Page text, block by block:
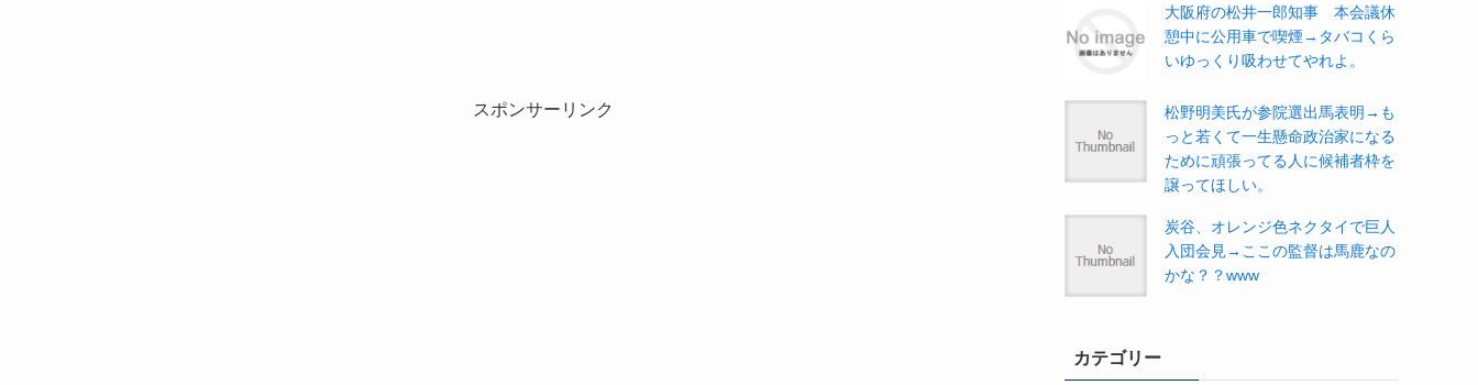
スポンサーリンク
大阪府の松井一郎知事 本会議休
憩中に公用車で喫煙→タバコくら
いゆっくり吸わせてやれよ。
松野明美氏が参院選出馬表明→も
っと若くて一生懸命政治家になる
ために頑張ってる人に候補者枠を
譲ってほしい。
炭谷、オレンジ色ネクタイで巨人
入団会見→ここの監督は馬鹿なの
かな？？www
カテゴリー